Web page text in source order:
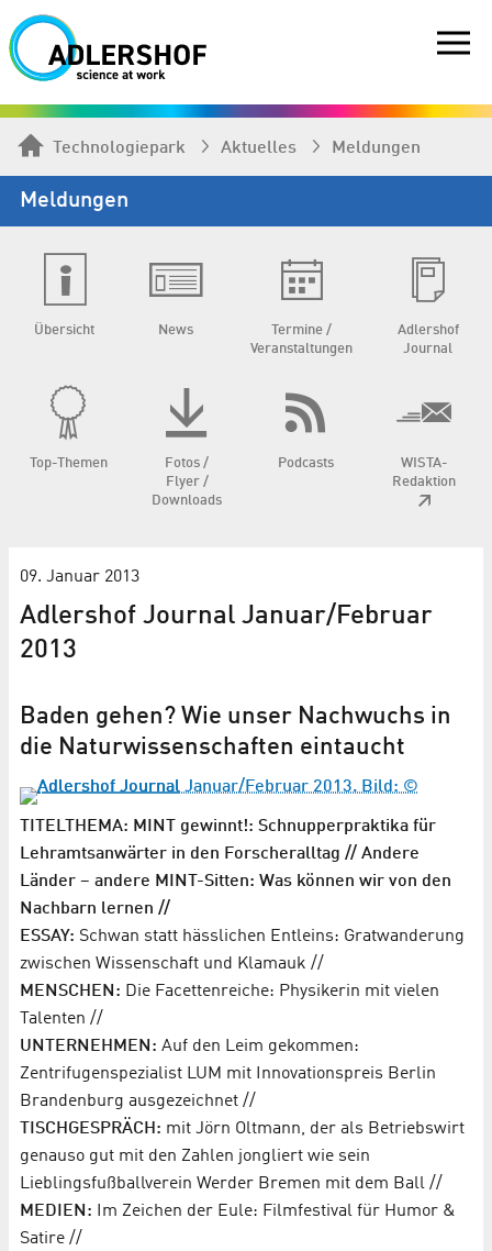
Technologiepark Aktuelles Meldungen
Meldungen
Übersicht News
Termine /
Veranstaltungen
Adlershof
Journal
Top-Themen
Fotos /
Flyer /
Downloads
Podcasts
WISTA-
Redaktion
09. Januar 2013
Adlershof Journal Januar/Februar
2013
Baden gehen? Wie unser Nachwuchs in
die Naturwissenschaften eintaucht
TITELTHEMA: MINT gewinnt!: Schnupperpraktika für
Lehramtsanwärter in den Forscheralltag // Andere
Länder – andere MINT-Sitten: Was können wir von den
Nachbarn lernen //
ESSAY: Schwan statt hässlichen Entleins: Gratwanderung
zwischen Wissenschaft und Klamauk //
MENSCHEN: Die Facettenreiche: Physikerin mit vielen
Talenten //
UNTERNEHMEN: Auf den Leim gekommen:
Zentrifugenspezialist LUM mit Innovationspreis Berlin
Brandenburg ausgezeichnet //
TISCHGESPRÄCH: mit Jörn Oltmann, der als Betriebswirt
genauso gut mit den Zahlen jongliert wie sein
Lieblingsfußballverein Werder Bremen mit dem Ball //
MEDIEN: Im Zeichen der Eule: Filmfestival für Humor &
Satire //